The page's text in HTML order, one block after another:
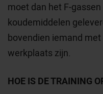
moet dan het F-
koudemiddelen
bovendien iemand
werkplaats zijn.
HOE IS DE TRAINING